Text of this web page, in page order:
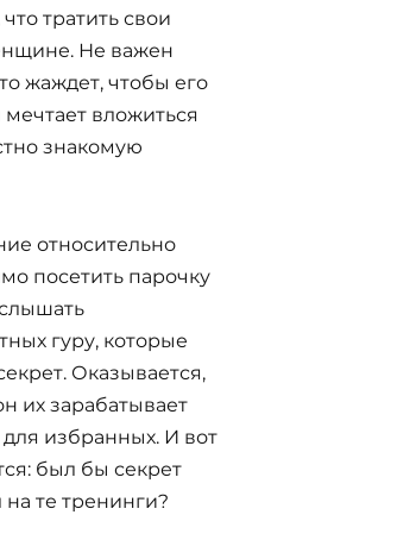
тратить свои
Не важен
жаждет, чтобы его
вложиться
знакомую
относительно
посетить парочку
гуру, которые
Оказывается,
их зарабатывает
для избранных. И вот
был бы секрет
те тренинги?